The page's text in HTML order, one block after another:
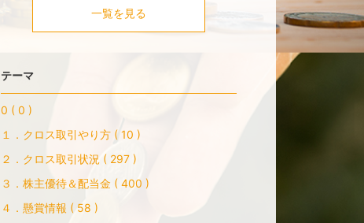
一覧を見る
テーマ
0 ( 0 )
１．クロス取引やり方 ( 10 )
２．クロス取引状況 ( 297 )
３．株主優待＆配当金 ( 400 )
４．懸賞情報 ( 58 )